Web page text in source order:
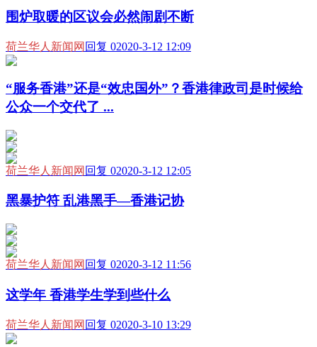
围炉取暖的区议会必然闹剧不断
荷兰华人新闻网 回复 02020-3-12 12:09
“服务香港”还是“效忠国外”？香港律政司是时候给
公众一个交代了 ...
荷兰华人新闻网 回复 02020-3-12 12:05
黑暴护符 乱港黑手—香港记协
荷兰华人新闻网 回复 02020-3-12 11:56
这学年 香港学生学到些什么
荷兰华人新闻网 回复 02020-3-10 13:29